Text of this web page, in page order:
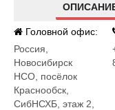
Головной офис:
Россия
Новосибирск
НСО, посёлок
Краснообск,
СибНСХБ, этаж 2,